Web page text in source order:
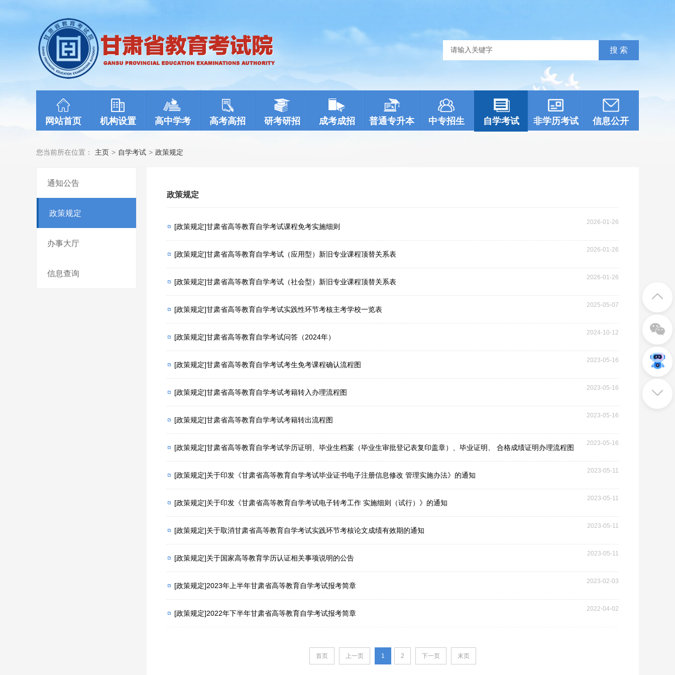
网站首页 机构设置 高中学考 高考高招 研考研招 成考成招 普通专升本 中专招生 自学考试 非学历考试 信息公开
您当前所在位置： 主页 > 自学考试 > 政策规定
通知公告
政策规定
办事大厅
信息查询
政策规定
[政策规定]甘肃省高等教育自学考试课程免考实施细则
2026-01-26
[政策规定]甘肃省高等教育自学考试（应用型）新旧专业课程顶替关系表
2026-01-26
[政策规定]甘肃省高等教育自学考试（社会型）新旧专业课程顶替关系表
2026-01-26
[政策规定]甘肃省高等教育自学考试实践性环节考核主考学校一览表
2025-05-07
[政策规定]甘肃省高等教育自学考试问答（2024年）
2024-10-12
[政策规定]甘肃省高等教育自学考试考生免考课程确认流程图
2023-05-16
[政策规定]甘肃省高等教育自学考试考籍转入办理流程图
2023-05-16
[政策规定]甘肃省高等教育自学考试考籍转出流程图
2023-05-16
[政策规定]甘肃省高等教育自学考试学历证明、毕业生档案（毕业生审批登记表复印盖章）、毕业证明、 合格成绩证明办理流程图
2023-05-16
[政策规定]关于印发《甘肃省高等教育自学考试毕业证书电子注册信息修改 管理实施办法》的通知
2023-05-11
[政策规定]关于印发《甘肃省高等教育自学考试电子转考工作 实施细则（试行）》的通知
2023-05-11
[政策规定]关于取消甘肃省高等教育自学考试实践环节考核论文成绩有效期的通知
2023-05-11
[政策规定]关于国家高等教育学历认证相关事项说明的公告
2023-05-11
[政策规定]2023年上半年甘肃省高等教育自学考试报考简章
2023-02-03
[政策规定]2022年下半年甘肃省高等教育自学考试报考简章
2022-04-02
首页 上一页 1 2 下一页 末页